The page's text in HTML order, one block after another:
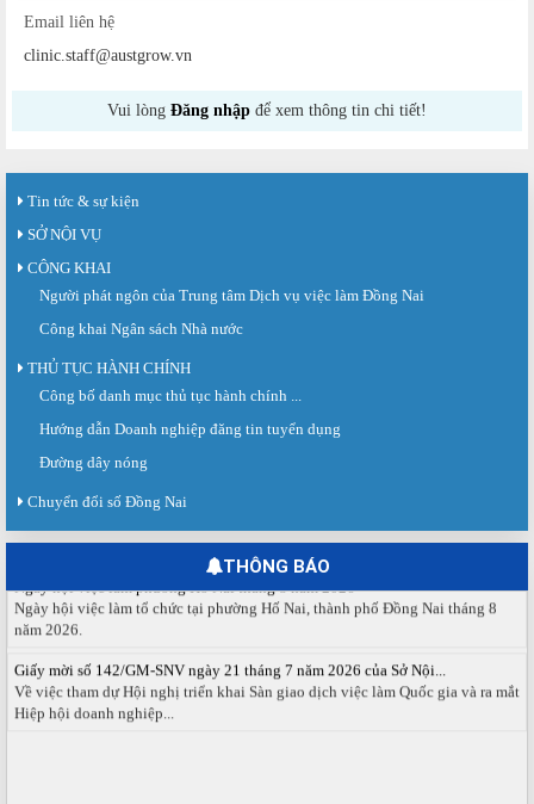
Email liên hệ
clinic.staff@austgrow.vn
Vui lòng Đăng nhập để xem thông tin chi tiết!
Tin tức & sự kiện
SỞ NỘI VỤ
CÔNG KHAI
Người phát ngôn của Trung tâm Dịch vụ việc làm Đồng Nai
Công khai Ngân sách Nhà nước
THỦ TỤC HÀNH CHÍNH
Công bố danh mục thủ tục hành chính ...
Hướng dẫn Doanh nghiệp đăng tin tuyển dụng
Đường dây nóng
Chuyển đổi số Đồng Nai
THÔNG BÁO
Sàn giao dịch việc làm lần thứ 08 năm 2026: Hơn 4.300 cơ hội...
Sáng ngày 03/8/2026, Trung tâm Dịch vụ việc làm Đồng Nai tổ chức Sàn giao
Báo cáo kết quả tổ chức Sàn giao dịch việc làm lần thứ 08/2026 ngày 03
tháng 08 năm 2026.
Ngày hội việc làm phường Hố Nai tháng 8 năm 2026
Ngày hội việc làm tổ chức tại phường Hố Nai, thành phố Đồng Nai tháng 8
năm 2026.
Về việc tham dự Hội nghị triển khai Sàn giao dịch việc làm Quốc gia và ra mắt
Hiệp hội doanh nghiệp...